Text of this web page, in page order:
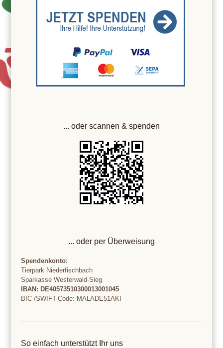
... oder scannen & spenden
... oder per Überweisung
Spendenkonto:
Tierpark Niederfischbach
Sparkasse Westerwald-Sieg
IBAN: DE40573510300013001045
BIC-/SWIFT-Code: MALADE51AKI
So einfach unterstützt Ihr uns